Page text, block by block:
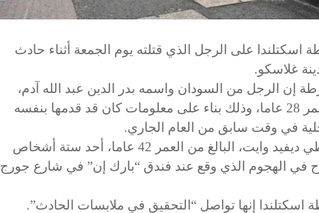
على الرجل الذي قتلته يوم الجمعة أثناء حادث
غلاسكو.
إن الرجل من السودان واسمه بدر الدين عبد الله آدم،
ويبلغ من العمر 28 عاما، وذلك بناء على معلومات كان قد قدمها بنفسه
في وقت سابق من العام الجاري.
وكان الشرطي ديفيد وايت، البالغ من العمر 42 عاما، أحد ستة أشخاص
في الهجوم الذي وقع عند فندق “بارك إن” في شارع جورج
إنها تواصل “التحقيق في ملابسات الحادث”.